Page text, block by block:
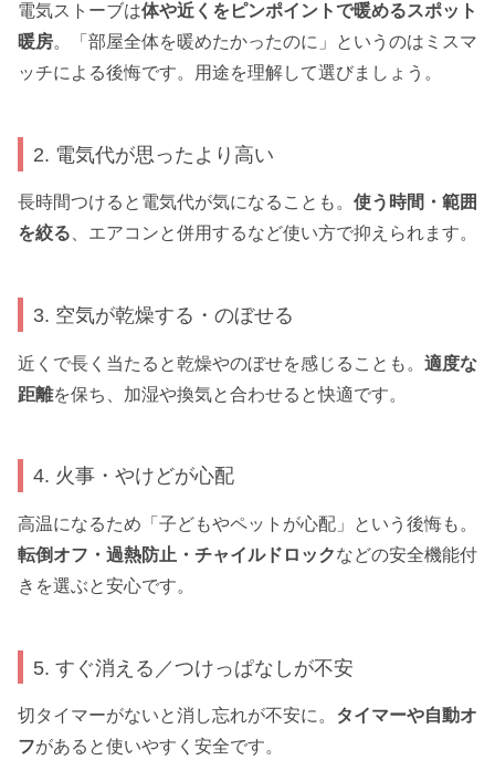
電気ストーブは体や近くをピンポイントで暖めるスポット
暖房。「部屋全体を暖めたかったのに」というのはミスマ
ッチによる後悔です。用途を理解して選びましょう。
2. 電気代が思ったより高い
長時間つけると電気代が気になることも。 使う時間・範囲
を絞る 、エアコンと併用するなど使い方で抑えられます。
3. 空気が乾燥する・のぼせる
近くで長く当たると乾燥やのぼせを感じることも。 適度な
距離を保ち、加湿や換気と合わせると快適です。
4. 火事・やけどが心配
高温になるため「子どもやペットが心配」という後悔も。
転倒オフ・過熱防止・チャイルドロックなどの安全機能付
きを選ぶと安心です。
5. すぐ消える／つけっぱなしが不安
切タイマーがないと消し忘れが不安に。 タイマーや自動オ
フがあると使いやすく安全です。